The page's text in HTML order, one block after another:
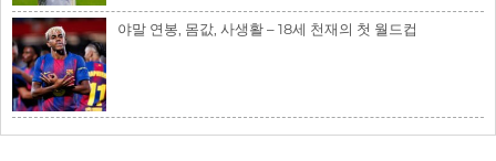
야말 연봉, 몸값, 사생활 – 18세 천재의 첫 월드컵